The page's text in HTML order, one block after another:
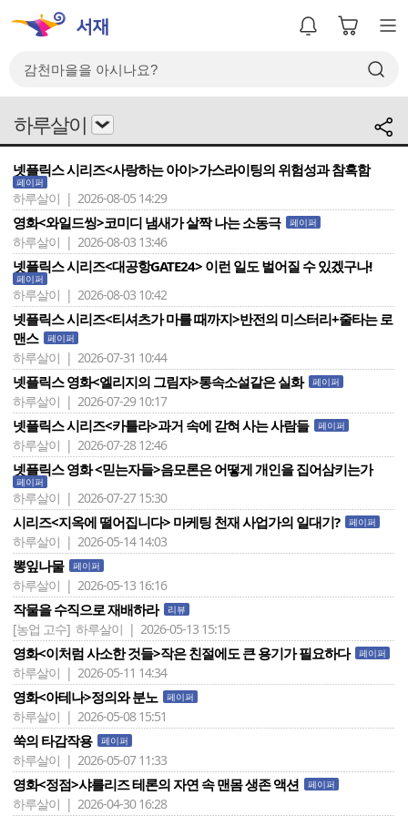
하루살이
넷플릭스 시리즈<사랑하는 아이>가스라이팅의 위험성과 참혹함
페이퍼
하루살이 | 2026-08-05 14:29
영화<와일드씽>코미디 냄새가 살짝 나는 소동극 페이퍼
하루살이 | 2026-08-03 13:46
넷플릭스 시리즈<대공항GATE24> 이런 일도 벌어질 수 있겠구나!
페이퍼
하루살이 | 2026-08-03 10:42
넷플릭스 시리즈<티셔츠가 마를 때까지>반전의 미스터리+줄타는 로
맨스
페이퍼
하루살이 | 2026-07-31 10:44
넷플릭스 영화<엘리지의 그림자>통속소설같은 실화 페이퍼
하루살이 | 2026-07-29 10:17
넷플릭스 시리즈<카틀라>과거 속에 갇혀 사는 사람들 페이퍼
하루살이 | 2026-07-28 12:46
넷플릭스 영화 <믿는자들>음모론은 어떻게 개인을 집어삼키는가
페이퍼
하루살이 | 2026-07-27 15:30
시리즈<지옥에 떨어집니다> 마케팅 천재 사업가의 일대기? 페이퍼
하루살이 | 2026-05-14 14:03
뽕잎나물 페이퍼
하루살이 | 2026-05-13 16:16
작물을 수직으로 재배하라 리뷰
[농업 고수] 하루살이 | 2026-05-13 15:15
영화<이처럼 사소한 것들>작은 친절에도 큰 용기가 필요하다 페이퍼
하루살이 | 2026-05-11 14:34
영화<아테나>정의와 분노 페이퍼
하루살이 | 2026-05-08 15:51
쑥의 타감작용 페이퍼
하루살이 | 2026-05-07 11:33
영화<정점>샤를리즈 테론의 자연 속 맨몸 생존 액션 페이퍼
하루살이 | 2026-04-30 16:28